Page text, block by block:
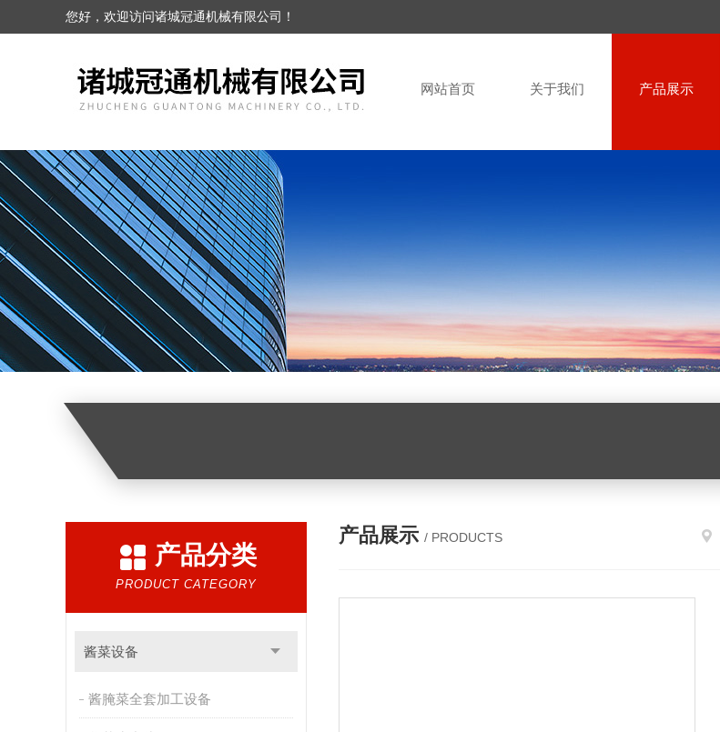
您好，欢迎访问诸城冠通机械有限公司！
网站首页 关于我们 产品展示
产品分类
PRODUCT CATEGORY
酱菜设备
酱腌菜全套加工设备
产品展示 / PRODUCTS